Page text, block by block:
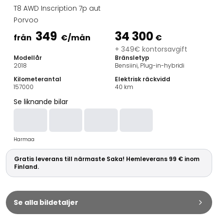
Kombibilar
Stadsbilar
Dragfordon
Kommersiella fordon
Auktionsbilar
Prisvärda bilar
Bilmärken
Audi
BMW
Kia
Mercedes-Benz
Polestar
Skoda
Tesla
Toyota
T8 AWD Inscription 7p aut
Porvoo
från 349 €/mån 34 300 €
+ 349€ kontorsavgift
Modellår
2018
Bränsletyp
Bensiini, Plug-in-hybridi
Kilometerantal
157000
Elektrisk räckvidd
40 km
Se liknande bilar
Harmaa
Gratis leverans till närmaste Saka! Hemleverans 99 € inom
Finland.
Se alla bildetaljer